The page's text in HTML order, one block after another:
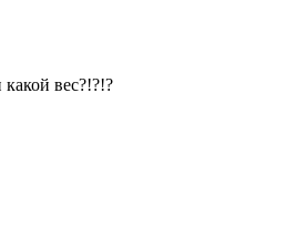
вес?!?!?